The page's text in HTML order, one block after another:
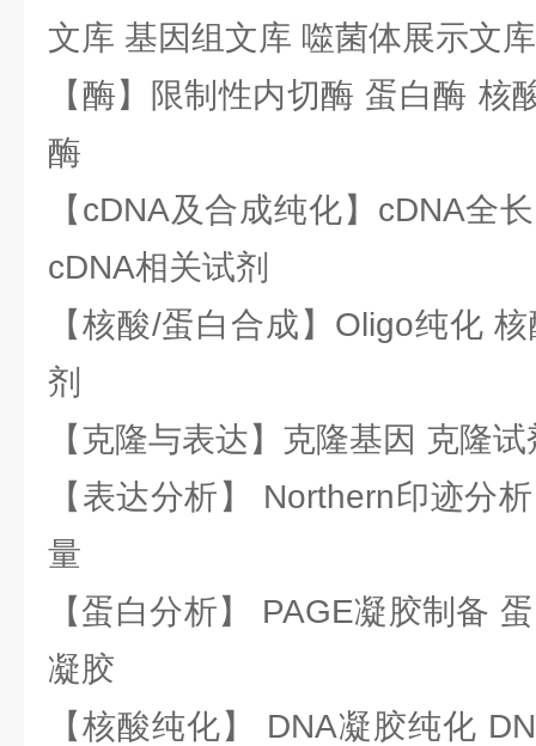
文库 基因组文库 噬菌体展示文库
【酶】限制性内切酶 蛋白酶 核
酶
【cDNA及合成纯化】cDNA全
cDNA相关试剂
【核酸/蛋白合成】Oligo纯化
剂
【克隆与表达】克隆基因 克隆
【表达分析】 Northern印迹分
量
【蛋白分析】 PAGE凝胶制备
凝胶
【核酸纯化】 DNA凝胶纯化